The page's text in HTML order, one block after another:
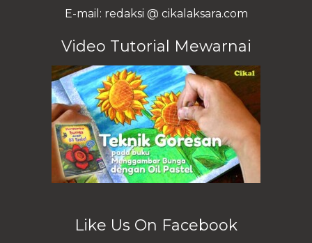
E-mail: redaksi @ cikalaksara.com
Video Tutorial Mewarnai
Like Us On Facebook